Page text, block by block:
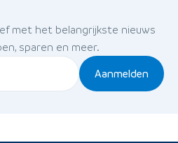
met het belangrijkste nieuws
sparen en meer.
Aanmelden